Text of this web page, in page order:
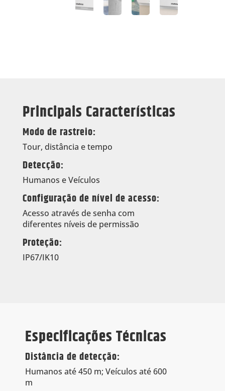
Principais Características
Modo de rastreio:
Tour, distância e tempo
Detecção:
Humanos e Veículos
Configuração de nível de acesso:
Acesso através de senha com
diferentes níveis de permissão
Proteção:
IP67/IK10
Especificações Técnicas
Distância de detecção:
Humanos até 450 m; Veículos até 600
m